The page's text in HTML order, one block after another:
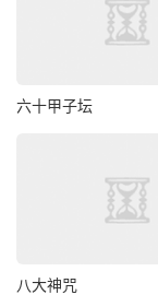
王清真紫虚元君
怜末学，不以他
句无伦，行列不
上合天心，毋令
二院三司官君帅
当处城隍主者，
造化，燮理阴阳
温盎以布凝严；
土，庶岁协於丰
用符请祷之诚。冒
六十甲子坛
八大神咒